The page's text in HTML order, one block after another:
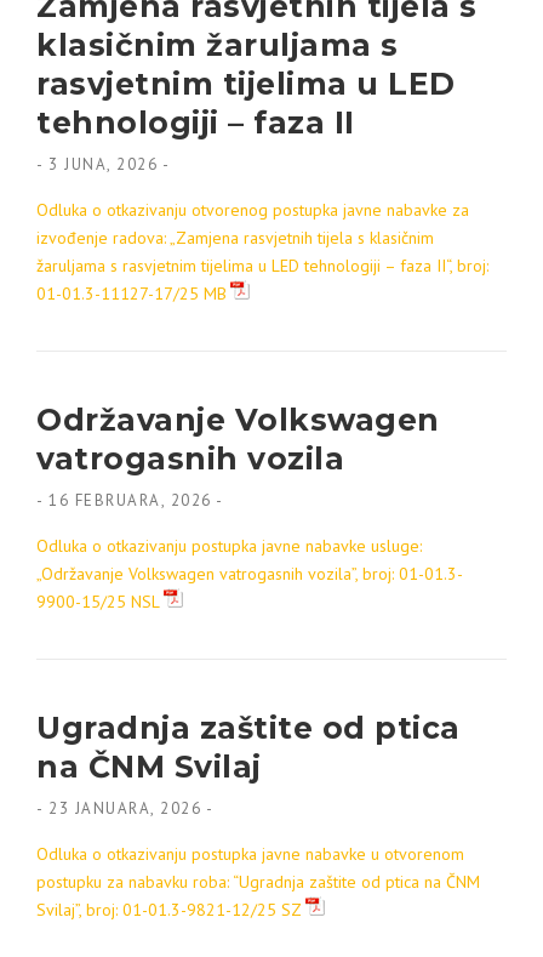
klasičnim žaruljama s
rasvjetnim tijelima u LED
tehnologiji – faza II
- 3 JUNA, 2026 -
Odluka o otkazivanju otvorenog postupka javne nabavke za
izvođenje radova: „Zamjena rasvjetnih tijela s klasičnim
žaruljama s rasvjetnim tijelima u LED tehnologiji – faza II“, broj:
01-01.3-11127-17/25 MB
Održavanje Volkswagen
vatrogasnih vozila
- 16 FEBRUARA, 2026 -
Odluka o otkazivanju postupka javne nabavke usluge:
„Održavanje Volkswagen vatrogasnih vozila”, broj: 01-01.3-
9900-15/25 NSL
Ugradnja zaštite od ptica
na ČNM Svilaj
- 23 JANUARA, 2026 -
Odluka o otkazivanju postupka javne nabavke u otvorenom
postupku za nabavku roba: “Ugradnja zaštite od ptica na ČNM
Svilaj”, broj: 01-01.3-9821-12/25 SZ